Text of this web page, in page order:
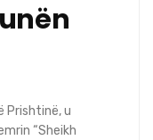
Prishtinë, u
“Sheikh